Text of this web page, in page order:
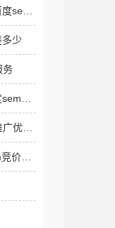
sem
多少
务
优
优化
价优